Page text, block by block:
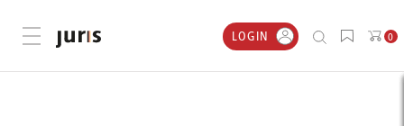
Menü öffnen LOGIN 0